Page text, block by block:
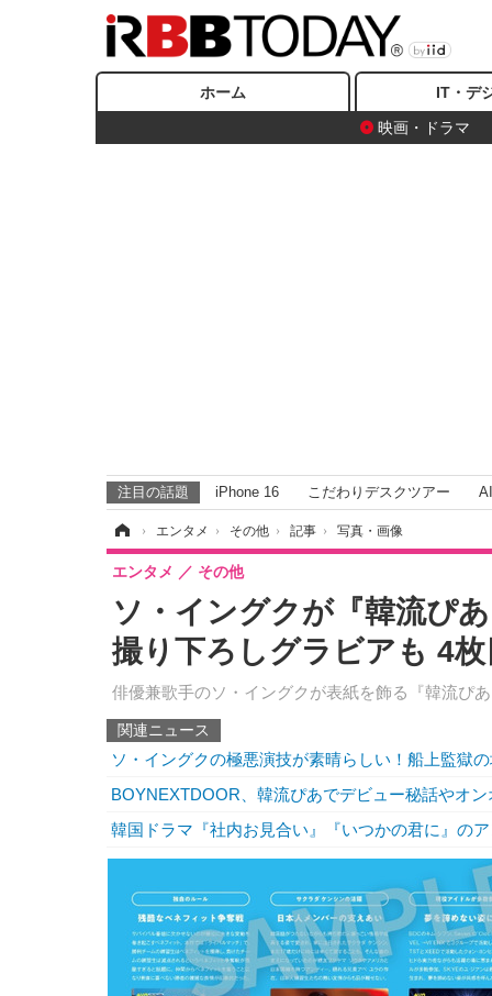
ホーム
IT・デ
映画・ドラマ
注目の話題 iPhone 16 こだわりデスクツアー AI
› エンタメ › その他 › 記事 › 写真・画像
ソ・イングクが『韓流ぴ
撮り下ろしグラビアも 4
俳優兼歌手のソ・イングクが表紙を飾る『韓流ぴ
エンタメ その他
関連ニュース
ソ・イングクの極悪演技が素晴らしい！船上監獄
BOYNEXTDOOR、韓流ぴあでデビュー秘話やオ
韓国ドラマ『社内お見合い』『いつかの君に』の